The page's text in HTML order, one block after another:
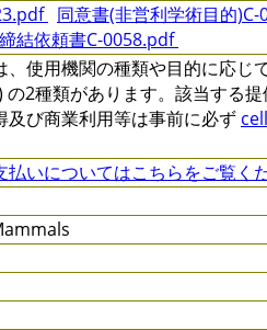
同意書(非営利学術目的
締結依頼書C-0058.pdf
、使用機関の種類や目的に応じ
の2種類があります。該当する
及び商業利用等は事前に必ず
いについてはこちらをご覧くだ